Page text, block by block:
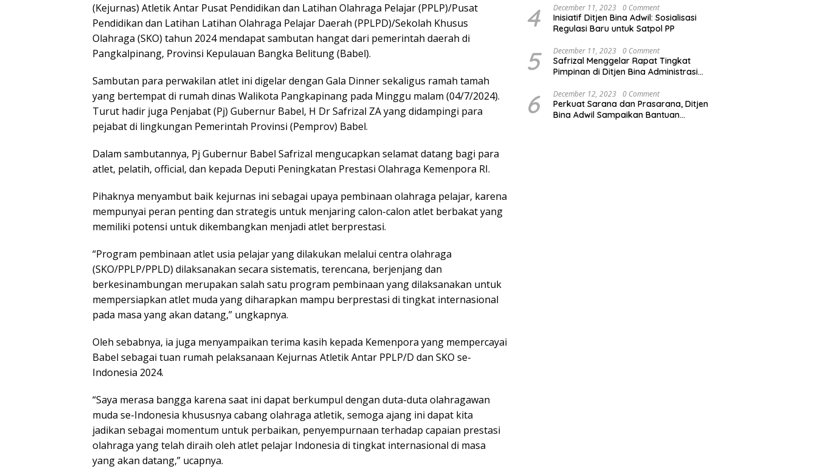
(Kejurnas) Atletik Antar Pusat Pendidikan dan Latihan Olahraga Pelajar (PPLP)/Pusat
Pendidikan dan Latihan Latihan Olahraga Pelajar Daerah (PPLPD)/Sekolah Khusus
Olahraga (SKO) tahun 2024 mendapat sambutan hangat dari pemerintah daerah di
Pangkalpinang, Provinsi Kepulauan Bangka Belitung (Babel).
Sambutan para perwakilan atlet ini digelar dengan Gala Dinner sekaligus ramah tamah
yang bertempat di rumah dinas Walikota Pangkapinang pada Minggu malam (04/7/2024).
Turut hadir juga Penjabat (Pj) Gubernur Babel, H Dr Safrizal ZA yang didampingi para
pejabat di lingkungan Pemerintah Provinsi (Pemprov) Babel.
Dalam sambutannya, Pj Gubernur Babel Safrizal mengucapkan selamat datang bagi para
atlet, pelatih, official, dan kepada Deputi Peningkatan Prestasi Olahraga Kemenpora RI.
Pihaknya menyambut baik kejurnas ini sebagai upaya pembinaan olahraga pelajar, karena
mempunyai peran penting dan strategis untuk menjaring calon-calon atlet berbakat yang
memiliki potensi untuk dikembangkan menjadi atlet berprestasi.
“Program pembinaan atlet usia pelajar yang dilakukan melalui centra olahraga
(SKO/PPLP/PPLD) dilaksanakan secara sistematis, terencana, berjenjang dan
berkesinambungan merupakan salah satu program pembinaan yang dilaksanakan untuk
mempersiapkan atlet muda yang diharapkan mampu berprestasi di tingkat internasional
pada masa yang akan datang,” ungkapnya.
Oleh sebabnya, ia juga menyampaikan terima kasih kepada Kemenpora yang mempercayai
Babel sebagai tuan rumah pelaksanaan Kejurnas Atletik Antar PPLP/D dan SKO se-
Indonesia 2024.
“Saya merasa bangga karena saat ini dapat berkumpul dengan duta-duta olahragawan
muda se-Indonesia khususnya cabang olahraga atletik, semoga ajang ini dapat kita
jadikan sebagai momentum untuk perbaikan, penyempurnaan terhadap capaian prestasi
olahraga yang telah diraih oleh atlet pelajar Indonesia di tingkat internasional di masa
yang akan datang,” ucapnya.
4 December 11, 2023 0 Comment
Inisiatif Ditjen Bina Adwil: Sosialisasi
Regulasi Baru untuk Satpol PP
5 December 11, 2023 0 Comment
Safrizal Menggelar Rapat Tingkat
Pimpinan di Ditjen Bina Administrasi
6 December 12, 2023 0 Comment
Perkuat Sarana dan Prasarana, Ditjen
Bina Adwil Sampaikan Bantuan